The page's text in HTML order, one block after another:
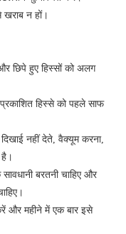
खराब न हों।
छिपे हुए हिस्सों को अलग
हिस्से को पहले साफ
नहीं देते, वैक्यूम करना,
बरतनी चाहिए और
और महीने में एक बार इसे